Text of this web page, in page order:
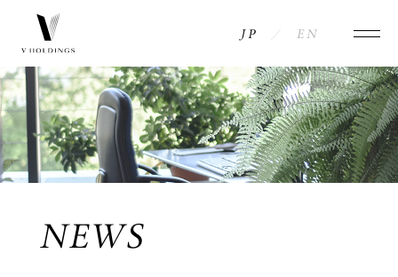
NEWS
MESSAGE
COMPANY
INFORMATION
ACCESS
JP EN
NEWS